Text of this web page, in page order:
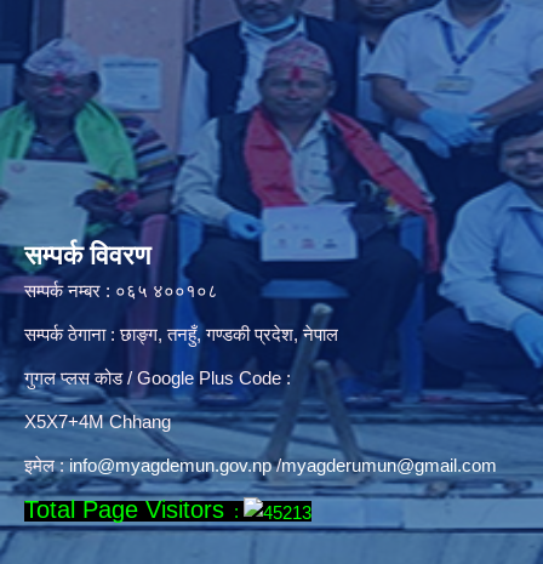
सम्पर्क विवरण
सम्पर्क नम्बर : ०६५ ४००१०८
सम्पर्क ठेगाना : छाङ्ग, तनहुँ, गण्डकी प्रदेश, नेपाल
गुगल प्लस कोड / Google Plus Code :
X5X7+4M Chhang
इमेल :info@myagdemun.gov.np/myagderumun@gmail.com
Total Page Visitors :